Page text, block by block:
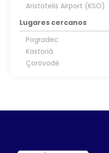
Aristotelis Airport (KSO)
Lugares cercanos
Pogradec
Kastoriá
Çorovodë